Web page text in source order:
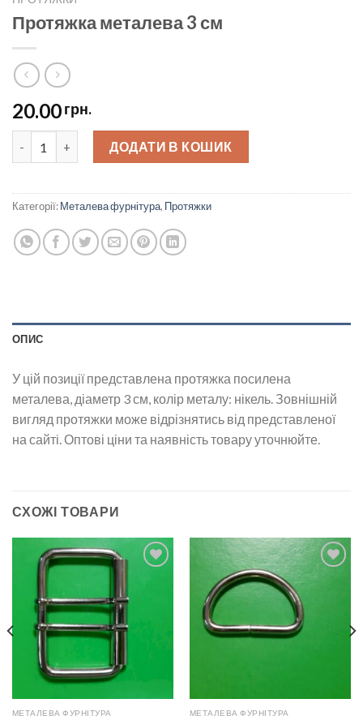
Протяжка металева 3 см
20.00грн.
Протяжка металева 3 см quantity
ДОДАТИ В КОШИК
Категорії:Металева фурнітура, Протяжки
ОПИС
У цій позиції представлена протяжка посилена
металева, діаметр 3 см, колір металу: нікель. Зовнішній
вигляд протяжки може відрізнятись від представленої
на сайті. Оптові ціни та наявність товару уточнюйте.
СХОЖІ ТОВАРИ
МЕТАЛЕВА ФУРНІТУРА
Додати
МЕТАЛЕВА ФУРНІТУРА